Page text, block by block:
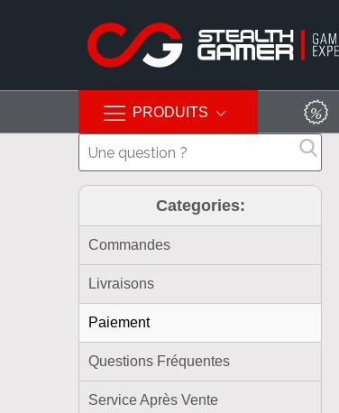
PRODUITS
Categories:
Commandes
Livraisons
Paiement
Questions Fréquentes
Service Après Vente